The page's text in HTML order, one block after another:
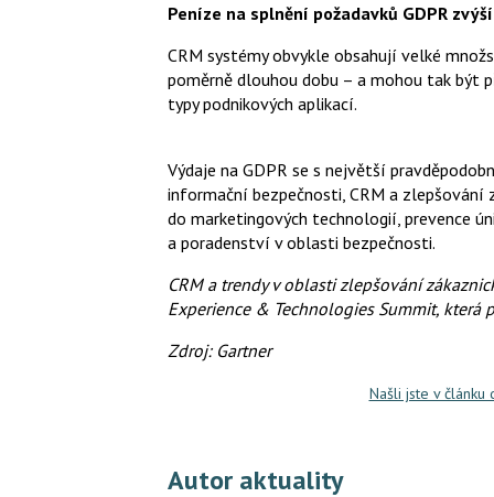
Peníze na splnění požadavků GDPR
CRM systémy obvykle obsahují velké
poměrně dlouhou dobu – a mohou tak být
typy podnikových aplikací.
Výdaje na GDPR se s největší
informační bezpečnosti, CRM a zlepšování
do marketingových technologií, prevence
a poradenství v oblasti bezpečnosti.
CRM a trendy v oblasti zlepšování
Experience & Technologies Summit, která
Zdroj: Gartner
Našli jste v článku
Autor aktuality